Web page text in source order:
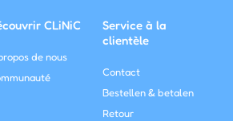
CLiNiC
de nous
Service à la
clientèle
Contact
Bestellen & betalen
Retour